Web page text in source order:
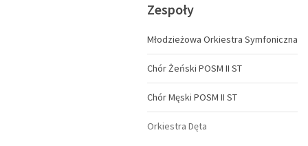
Zespoły
Młodzieżowa Orkiestra Symfoniczna
Chór Żeński POSM II ST
Chór Męski POSM II ST
Orkiestra Dęta